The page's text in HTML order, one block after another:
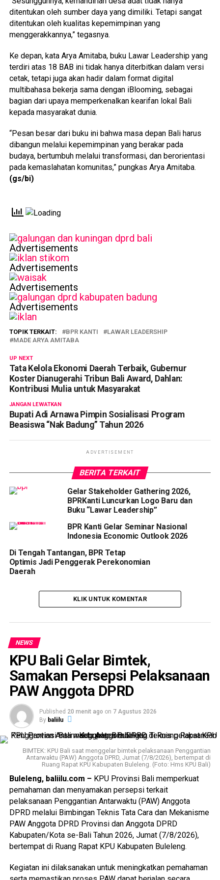
ditentukan oleh sumber daya yang dimiliki. Tetapi sangat
ditentukan oleh kualitas kepemimpinan yang
menggerakkannya,” tegasnya.
Ke depan, kata Arya Amitaba, buku Lawar Leadership yang
terdiri atas 18 BAB ini tidak hanya diterbitkan dalam versi
cetak, tetapi juga akan hadir dalam format digital
multibahasa bekerja sama dengan iBlooming, sebagai
bagian dari upaya memperkenalkan kearifan lokal Bali
kepada masyarakat dunia.
“Pesan besar dari buku ini bahwa masa depan Bali harus
dibangun melalui kepemimpinan yang berakar pada
budaya, bertumbuh melalui transformasi, dan berorientasi
pada kemaslahatan komunitas,” pungkas Arya Amitaba.
(gs/bi)
Advertisements
Advertisements
Advertisements
Advertisements
TOPIK TERKAIT: BPR KANTI
LAWAR LEADERSHIP
MADE ARYA AMITABA
UP NEXT
Tata Kelola Ekonomi Daerah Terbaik, Gubernur
Koster Dianugerahi Tribun Bali Award, Dahlan:
Kontribusi Mulia untuk Masyarakat
JANGAN LEWATKAN
Bupati Adi Arnawa Pimpin Sosialisasi Program
Beasiswa “Nak Badung” Tahun 2026
ADVERTISEMENT
BERITA TERKAIT
Gelar Stakeholder Gathering 2026,
BPRKanti Luncurkan Logo Baru dan
Buku “Lawar Leadership”
BPR Kanti Gelar Seminar Nasional
Indonesia Economic Outlook 2026
Di Tengah Tantangan, BPR Tetap
Optimis Jadi Penggerak Perekonomian
Daerah
KLIK UNTUK KOMENTAR
NEWS
KPU Bali Gelar Bimtek,
Samakan Persepsi Pelaksanaan
PAW Anggota DPRD
Published 20 menit ago on 7 Agustus 2026
By baliilu
BIMTEK: KPU Bali saat menggelar bimtek pelaksanaan Penggantian
Antarwaktu (PAW) Anggota DPRD, Jumat (7/8/2026), bertempat di
Ruang Rapat KPU Kabupaten Buleleng. (Foto: Hms KPU Bali)
Buleleng, baliilu.com – KPU Provinsi Bali memperkuat
pemahaman dan menyamakan persepsi terkait
pelaksanaan Penggantian Antarwaktu (PAW) Anggota
DPRD melalui Bimbingan Teknis Tata Cara dan Mekanisme
PAW Anggota DPRD Provinsi dan Anggota DPRD
Kabupaten/Kota se-Bali Tahun 2026, Jumat (7/8/2026),
bertempat di Ruang Rapat KPU Kabupaten Buleleng.
Kegiatan ini dilaksanakan untuk meningkatkan pemahaman